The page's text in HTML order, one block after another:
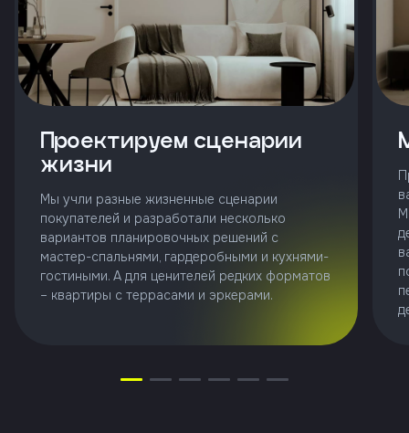
Проектируем сценарии
жизни
Мы учли разные жизненные сценарии
покупателей и разработали несколько
вариантов планировочных решений с
мастер-спальнями, гардеробными и кухнями-
гостиными. А для ценителей редких форматов
– квартиры с террасами и эркерами.
Клиент
ФИО
Телефон
Добавить
участника
Агент